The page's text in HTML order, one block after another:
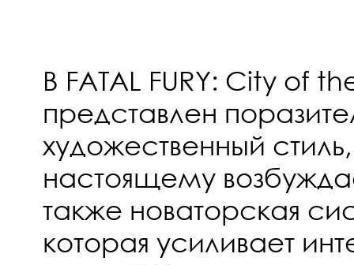
В FATAL FURY: City of
представлен
художественный
настоящему
также новаторская
которая усиливает